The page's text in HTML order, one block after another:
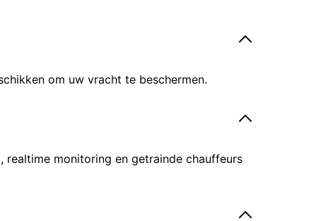
om uw vracht te beschermen.
monitoring en getrainde chauffeurs